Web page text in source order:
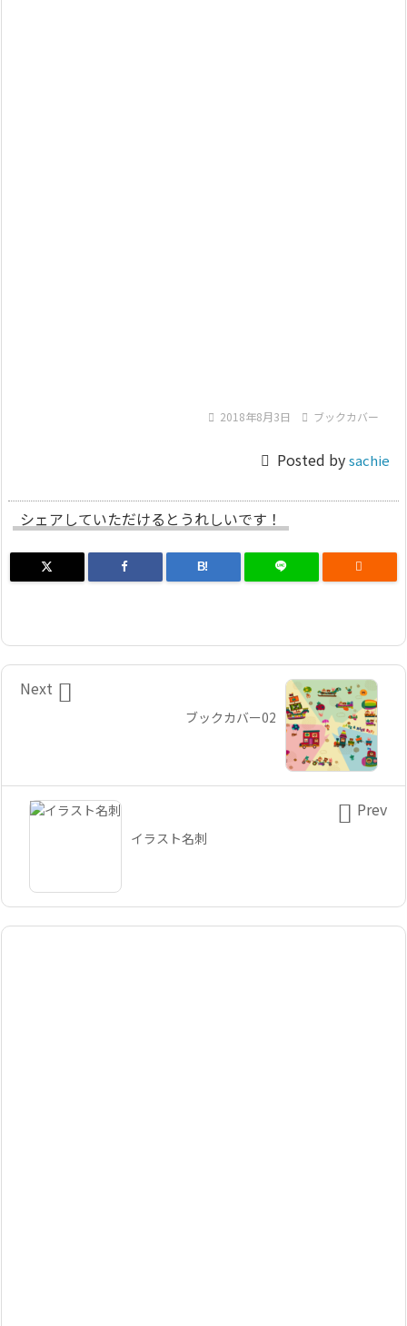
 2018年8月3日  ブックカバー
 Posted bysachie
シェアしていただけるとうれしいです！
B! 
ブックカバー02

Next
イラスト名刺
 Prev